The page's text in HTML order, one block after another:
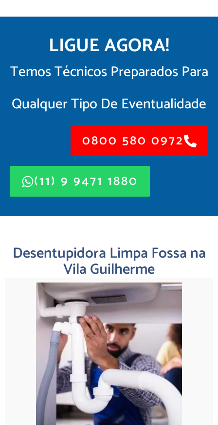
LIGUE AGORA!
Temos Técnicos Preparados Para
Qualquer Tipo De Eventualidade
0800 580 0972
(11) 9 9471 1880
Desentupidora Limpa Fossa na
Vila Guilherme